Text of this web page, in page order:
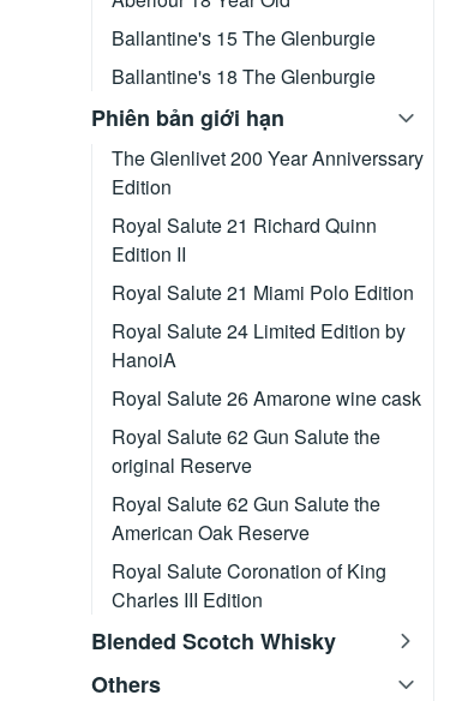
Ballantine's 15 The Glenburgie
Ballantine's 18 The Glenburgie
Phiên bản giới hạn
The Glenlivet 200 Year Anniverssary
Edition
Royal Salute 21 Richard Quinn
Edition II
Royal Salute 21 Miami Polo Edition
Royal Salute 24 Limited Edition by
HanoiA
Royal Salute 26 Amarone wine cask
Royal Salute 62 Gun Salute the
original Reserve
Royal Salute 62 Gun Salute the
American Oak Reserve
Royal Salute Coronation of King
Charles III Edition
Blended Scotch Whisky
Others